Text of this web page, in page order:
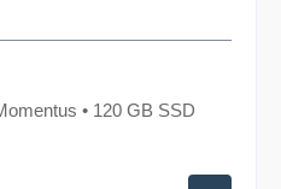
• 120 GB SSD